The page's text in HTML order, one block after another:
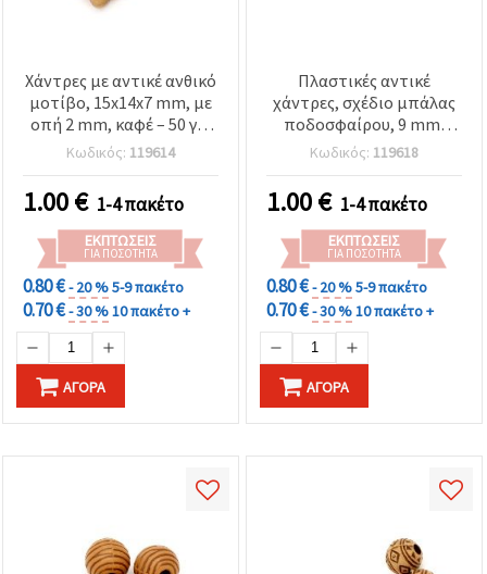
Χάντρες με αντικέ ανθικό
μοτίβο, 15x14x7 mm, με
οπή 2 mm, καφέ – 50 γρ.
(~48 τεμ.)
Κωδικός: 119614
1.00€ 1-4 πακέτο
ΕΚΠΤΏΣΕΙΣ
ΓΙΑ ΠΟΣΌΤΗΤΑ
0.80 €- 20 %5-9 πακέτο
0.70 €- 30 %10 πακέτο +
ΑΓΟΡΆ
Πλαστικές αντικέ
χάντρες, σχέδιο μπάλας
ποδοσφαίρου, 9 mm,
οπή: 1,5 mm, καφέ, 50
γραμμάρια (~90 τεμ.)
Κωδικός: 119618
1.00€ 1-4 πακέτο
ΕΚΠΤΏΣΕΙΣ
ΓΙΑ ΠΟΣΌΤΗΤΑ
0.80 €- 20 %5-9 πακέτο
0.70 €- 30 %10 πακέτο +
ΑΓΟΡΆ